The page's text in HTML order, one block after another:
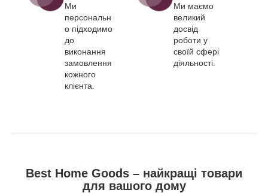
Ми
персональн
о підходимо
до
виконання
замовлення
кожного
клієнта.
Ми маємо
великий
досвід
роботи у
своїй сфері
діяльності.
Best Home Goods – найкращі товари
для вашого дому